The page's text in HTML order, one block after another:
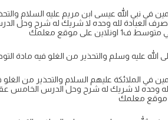
نبي الله عيسى ابن مريم عليه السلام
صرف العبادة لله وحده لا شريك له شرح وحل
على موقع معلمك
الملائكة عليهم السلام والتحذير من الغلو
وحده لا شريك له شرح وحل الدرس الخامس